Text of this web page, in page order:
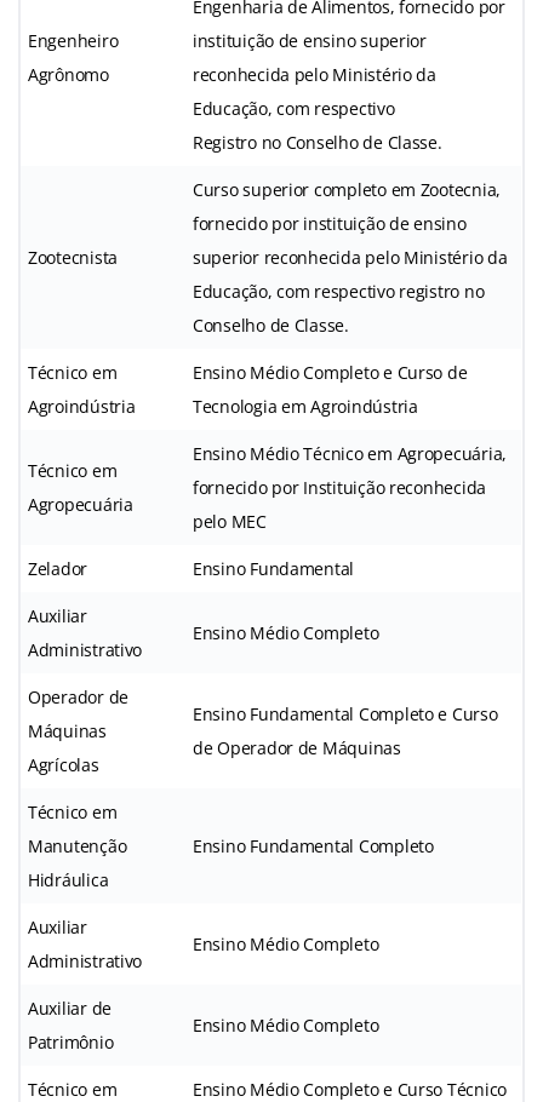
Engenheiro
Agrônomo
Engenharia de Alimentos, fornecido por
instituição de ensino superior
reconhecida pelo Ministério da
Educação, com respectivo
Registro no Conselho de Classe.
Zootecnista
Curso superior completo em Zootecnia,
fornecido por instituição de ensino
superior reconhecida pelo Ministério da
Educação, com respectivo registro no
Conselho de Classe.
Técnico em
Agroindústria
Ensino Médio Completo e Curso de
Tecnologia em Agroindústria
Técnico em
Agropecuária
Ensino Médio Técnico em Agropecuária,
fornecido por Instituição reconhecida
pelo MEC
Zelador Ensino Fundamental
Auxiliar
Administrativo
Ensino Médio Completo
Operador de
Máquinas
Agrícolas
Ensino Fundamental Completo e Curso
de Operador de Máquinas
Técnico em
Manutenção
Hidráulica
Ensino Fundamental Completo
Auxiliar
Administrativo
Ensino Médio Completo
Auxiliar de
Patrimônio
Ensino Médio Completo
Técnico em
Ensino Médio Completo e Curso Técnico